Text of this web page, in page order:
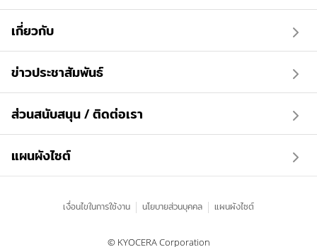
เกี่ยวกับ
ข่าวประชาสัมพันธ์
ส่วนสนับสนุน / ติดต่อเรา
แผนผังไซต์
เงื่อนไขในการใช้งาน นโยบายส่วนบุคคล แผนผังไซต์
© KYOCERA Corporation